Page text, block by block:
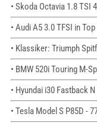
• Skoda Octavia 1.8 TSI
• Audi A5 3.0 TFSI in
• Klassiker: Triumph
• BMW 520i Touring M-
• Hyundai i30 Fastback
• Tesla Model S P85D -